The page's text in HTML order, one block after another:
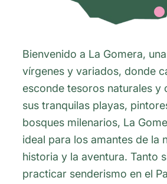
Bienvenido a La Gomera,
vírgenes y variados, donde
esconde tesoros naturales y
sus tranquilas playas,
bosques milenarios, La
ideal para los amantes de la
historia y la aventura. Tanto
practicar senderismo en el